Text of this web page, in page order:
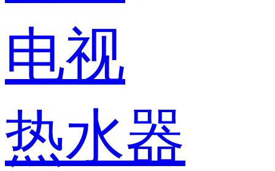
电视
热水器